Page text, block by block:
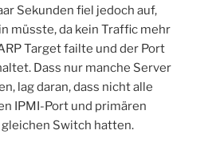
Sekunden fiel jedoch auf,
müsste, da kein Traffic mehr
Target failte und der Port
Dass nur manche Server
lag daran, dass nicht alle
IPMI-Port und primären
Switch hatten.